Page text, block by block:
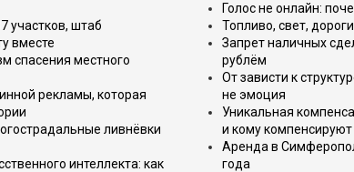
участков, штаб
вместе
спасения местного
рекламы, которая
ливнёвки
интеллекта: как
Голос не онлайн:
Топливо, свет,
Запрет наличных
рублём
От зависти к
не эмоция
Уникальная
и кому
Аренда в
года